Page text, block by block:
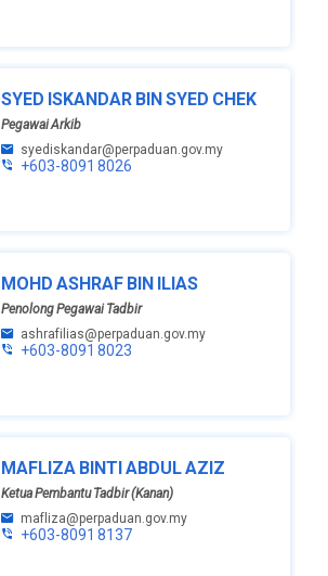
SYED ISKANDAR BIN SYED CHEK
Pegawai Arkib
syediskandar@perpaduan.gov.my
+603-8091 8026
MOHD ASHRAF BIN ILIAS
Penolong Pegawai Tadbir
ashrafilias@perpaduan.gov.my
+603-8091 8023
MAFLIZA BINTI ABDUL AZIZ
Ketua Pembantu Tadbir (Kanan)
mafliza@perpaduan.gov.my
+603-8091 8137